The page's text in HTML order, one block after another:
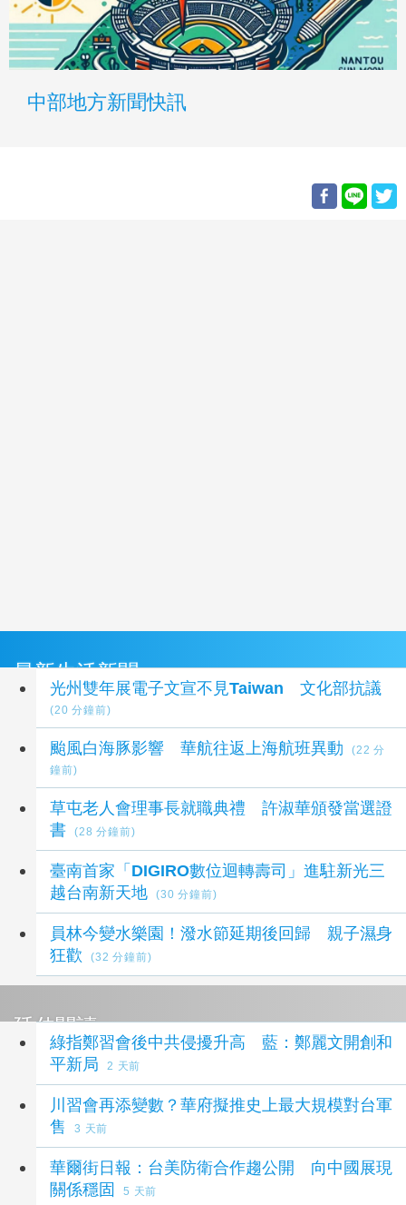
中部地方新聞快訊
最新生活新聞
光州雙年展電子文宣不見Taiwan 文化部抗議
(20 分鐘前)
颱風白海豚影響 華航往返上海航班異動
(22 分
鐘前)
草屯老人會理事長就職典禮 許淑華頒發當選證
書
(28 分鐘前)
臺南首家「DIGIRO數位迴轉壽司」進駐新光三
越台南新天地
(30 分鐘前)
員林今變水樂園！潑水節延期後回歸 親子濕身
狂歡
(32 分鐘前)
延伸閱讀
綠指鄭習會後中共侵擾升高 藍：鄭麗文開創和
平新局
2 天前
川習會再添變數？華府擬推史上最大規模對台軍
售
3 天前
華爾街日報：台美防衛合作趨公開 向中國展現
關係穩固
5 天前